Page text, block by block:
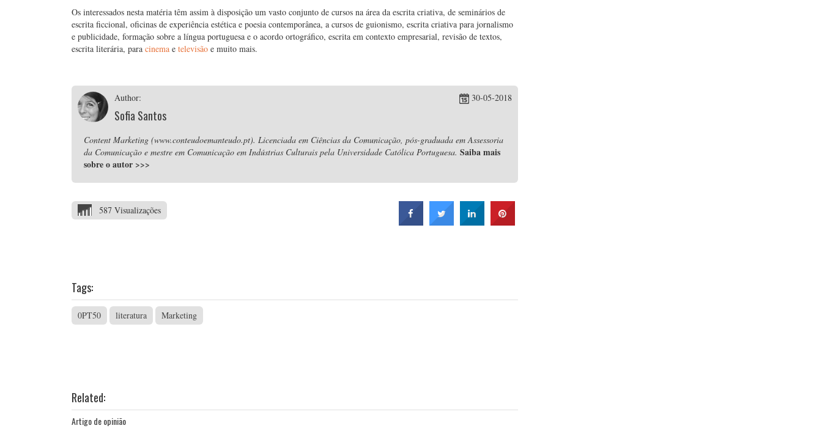
Os interessados nesta matéria têm assim à disposição um vasto conjunto de cursos na área da escrita criativa, de seminários de
escrita ficcional, oficinas de experiência estética e poesia contemporânea, a cursos de guionismo, escrita criativa para jornalismo
e publicidade, formação sobre a língua portuguesa e o acordo ortográfico, escrita em contexto empresarial, revisão de textos,
escrita literária, para cinema e televisão e muito mais.
Author:
Sofia Santos
30-05-2018
Content Marketing (www.conteudoemanteudo.pt). Licenciada em Ciências da Comunicação, pós-graduada em Assessoria
da Comunicação e mestre em Comunicação em Indústrias Culturais pela Universidade Católica Portuguesa. Saiba mais
sobre o autor >>>
587 Visualizações
Tags:
0PT50 literatura Marketing
Related:
Artigo de opinião